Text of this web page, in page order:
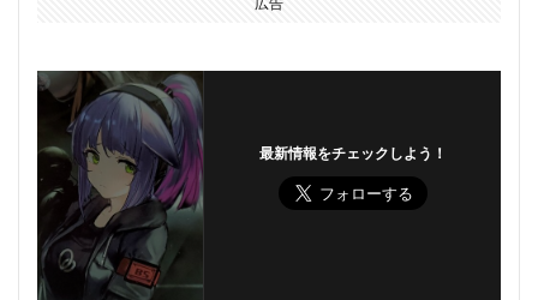
最新情報をチェックしよう！